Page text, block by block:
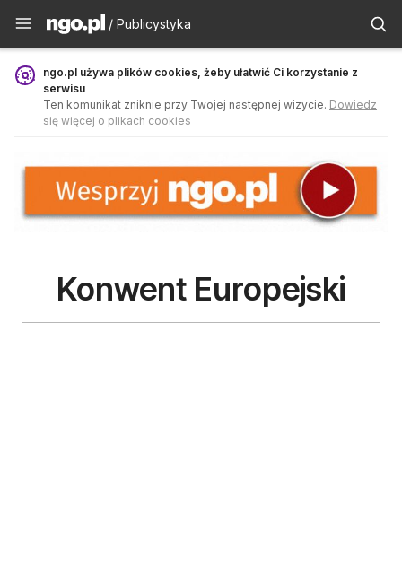
Publicystyka - ngo.pl
/ Publicystyka
ngo.pl używa plików cookies, żeby ułatwić Ci korzystanie z
serwisu
Ten komunikat zniknie przy Twojej następnej wizycie. Dowiedz
się więcej o plikach cookies
Konwent Europejski